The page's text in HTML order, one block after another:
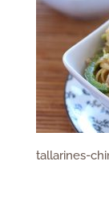
tallarines-